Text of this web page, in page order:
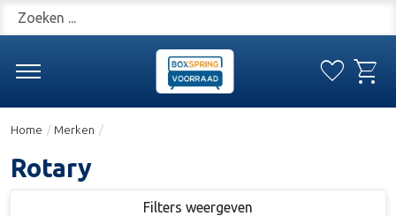
Zoeken
favorite shopping_cart
Home / Merken /
Rotary
Filters weergeven